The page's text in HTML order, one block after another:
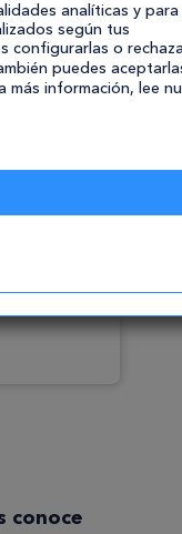
conoce
analíticas y para
según tus
configurarlas o
puedes
más información, lee